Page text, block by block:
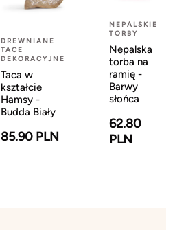
DREWNIANE
TACE
DEKORACYJNE
Taca w
kształcie
Hamsy -
Budda Biały
85.90 PLN
NEPALSKIE
TORBY
Nepalska
torba na
ramię -
Barwy
słońca
62.80
PLN